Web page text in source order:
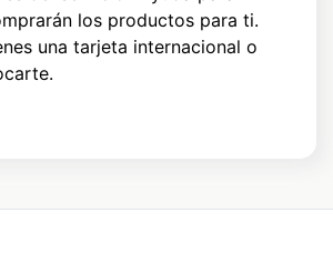
los productos para ti.
una tarjeta internacional o